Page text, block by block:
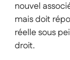
nouvel
mais doit
réelle sous
droit.